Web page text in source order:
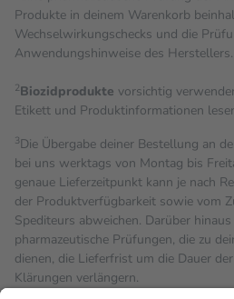
Produkte in deinem Warenkorb
Wechselwirkungschecks und die
Anwendungshinweise des Herstellers.
2Biozidprodukte vorsichtig
Etikett und Produktinformationen
3Die Übergabe deiner Bestellung an
bei uns werktags von Montag bis
genaue Lieferzeitpunkt kann je nach
der Produktverfügbarkeit sowie vom
Spediteurs abweichen. Darüber
pharmazeutische Prüfungen, die zu
dienen, die Lieferfrist um die Dauer
Klärungen verlängern.